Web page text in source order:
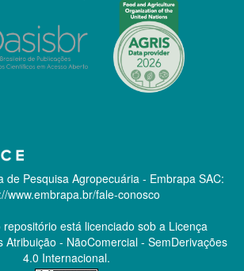
de Pesquisa Agropecuária - Embrapa SAC:
www.embrapa.br/fale-conosco
está licenciado sob a Licença
Atribuição - NãoComercial - SemDerivações
4.0 Internacional.